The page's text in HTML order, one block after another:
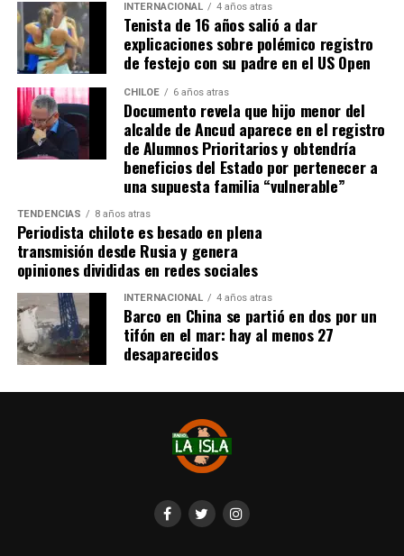
Actualmente, Gómez se encuentra en Santiago
realizando trámites y participando como invitada en
distintos medios de comunicación. Aunque aún no tiene
una fecha exacta para su viaje a Estados Unidos, donde
se administra el medicamento, indicó que esperan
realizarlo «a mediados de junio».
Cabe destacar que, pese a que se logró reunir el dinero y,
por ende, la meta se cumplió, continúan circulando por
redes sociales, eventos a beneficios de Tomás Ross.
¿Como ayudar?
Instagram, Dante_contra_duchenne
Fernando Jara (padre)
19.968.680-1
Banco Falabella, cuenta corriente
11510154944
fernandokine1998@gmail.com
INTERNACIONAL 4 años atras
Tenista de 16 años salió a dar
explicaciones sobre polémico registro
de festejo con su padre en el US Open
CHILOE 6 años atras
Documento revela que hijo menor del
alcalde de Ancud aparece en el registro
de Alumnos Prioritarios y obtendría
beneficios del Estado por pertenecer a
una supuesta familia “vulnerable”
TENDENCIAS 8 años atras
Periodista chilote es besado en plena
transmisión desde Rusia y genera
opiniones divididas en redes sociales
INTERNACIONAL 4 años atras
Barco en China se partió en dos por un
tifón en el mar: hay al menos 27
desaparecidos